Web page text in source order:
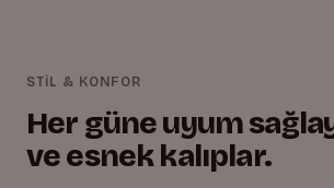
STİL & KONFOR
Her güne uyum
ve esnek kalıplar.